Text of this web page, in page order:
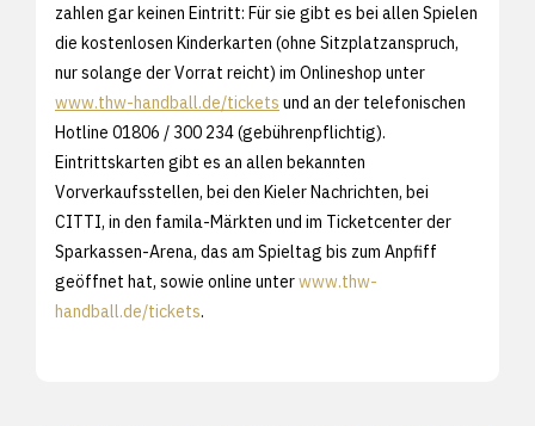
zahlen gar keinen Eintritt: Für sie gibt es bei allen Spielen
die kostenlosen Kinderkarten (ohne Sitzplatzanspruch,
nur solange der Vorrat reicht) im Onlineshop unter
www.thw-handball.de/tickets und an der telefonischen
Hotline 01806 / 300 234 (gebührenpflichtig).
Eintrittskarten gibt es an allen bekannten
Vorverkaufsstellen, bei den Kieler Nachrichten, bei
CITTI, in den famila-Märkten und im Ticketcenter der
Sparkassen-Arena, das am Spieltag bis zum Anpfiff
geöffnet hat, sowie online unterwww.thw-
handball.de/tickets.